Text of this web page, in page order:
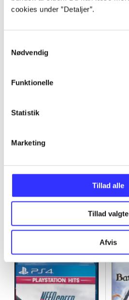
cookies under ”Detaljer”.
Nødvendig
Funktionelle
Statistik
Marketing
Tillad alle
Tillad valgte
Afvis
...
...
...
...